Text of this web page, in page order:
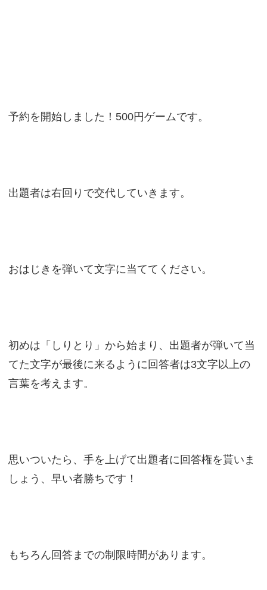
予約を開始しました！500円ゲームです。
出題者は右回りで交代していきます。
おはじきを弾いて文字に当ててください。
初めは「しりとり」から始まり、出題者が弾いて当
てた文字が最後に来るように回答者は3文字以上の
言葉を考えます。
思いついたら、手を上げて出題者に回答権を貰いま
しょう、早い者勝ちです！
もちろん回答までの制限時間があります。